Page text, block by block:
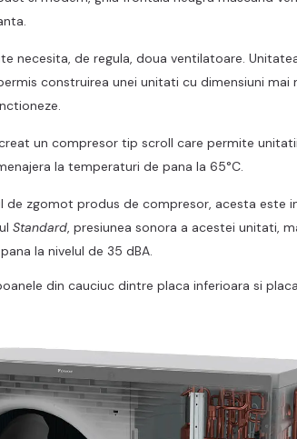
necesita, de regula, doua ventilatoare.
construirea unei unitati cu dimensiuni mai
un compresor tip scroll care permite
la temperaturi de pana la 65°C.
de zgomot produs de compresor, acesta este
Standard, presiunea sonora a acestei unitati,
la nivelul de 35 dBA.
din cauciuc dintre placa inferioara si